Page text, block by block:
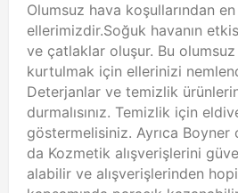
Olumsuz hava koşullarından
ellerimizdir.Soğuk havanın
ve çatlaklar oluşur. Bu
kurtulmak için ellerinizi
Deterjanlar ve temizlik
durmalısınız. Temizlik için
göstermelisiniz. Ayrıca Boyner
da Kozmetik alışverişlerini
alabilir ve alışverişlerinden